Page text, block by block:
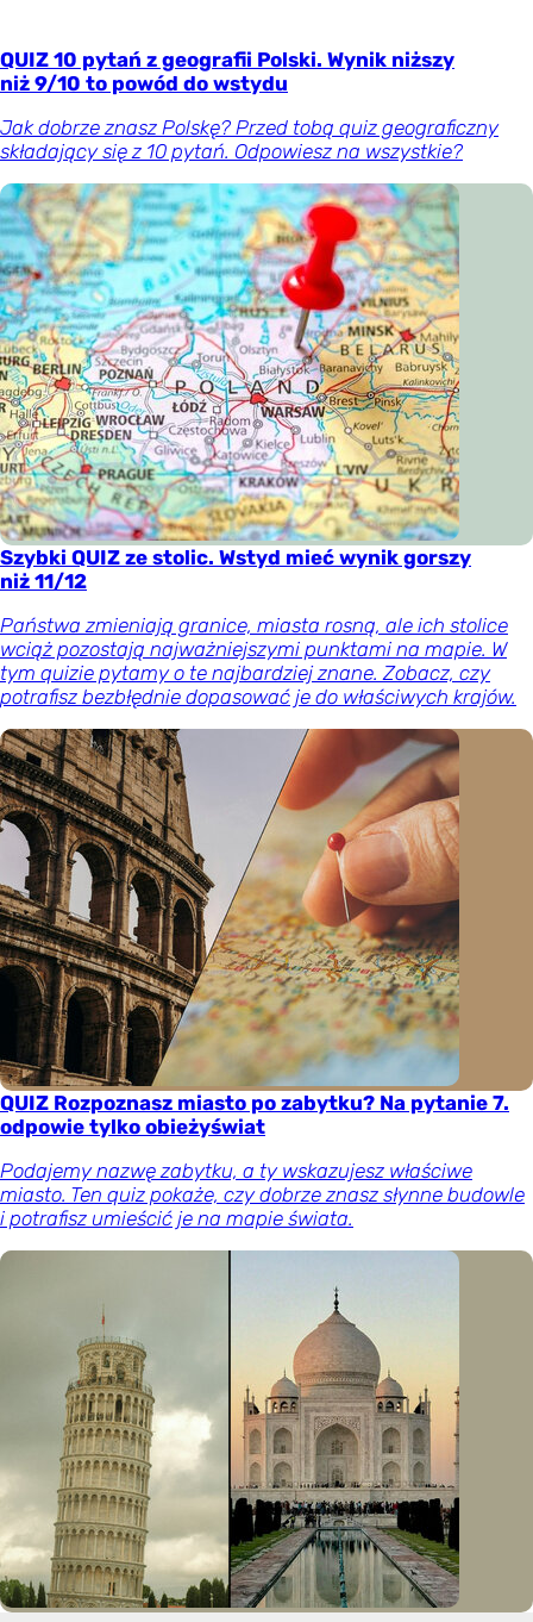
QUIZ 10 pytań z geografii Polski. Wynik niższy
niż 9/10 to powód do wstydu
Jak dobrze znasz Polskę? Przed tobą quiz geograficzny
składający się z 10 pytań. Odpowiesz na wszystkie?
Szybki QUIZ ze stolic. Wstyd mieć wynik gorszy
niż 11/12
Państwa zmieniają granice, miasta rosną, ale ich stolice
wciąż pozostają najważniejszymi punktami na mapie. W
tym quizie pytamy o te najbardziej znane. Zobacz, czy
potrafisz bezbłędnie dopasować je do właściwych krajów.
QUIZ Rozpoznasz miasto po zabytku? Na pytanie 7.
odpowie tylko obieżyświat
Podajemy nazwę zabytku, a ty wskazujesz właściwe
miasto. Ten quiz pokaże, czy dobrze znasz słynne budowle
i potrafisz umieścić je na mapie świata.